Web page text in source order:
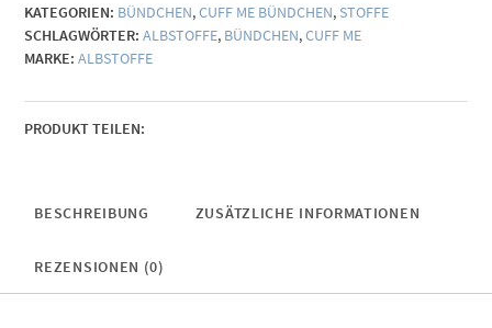
KATEGORIEN: BÜNDCHEN,CUFF ME BÜNDCHEN, STOFFE
SCHLAGWÖRTER: ALBSTOFFE, BÜNDCHEN,CUFF ME
MARKE:ALBSTOFFE
PRODUKT TEILEN:
BESCHREIBUNG ZUSÄTZLICHE INFORMATIONEN
REZENSIONEN (0)